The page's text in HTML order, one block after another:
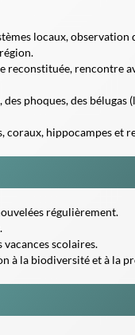
rencontre
phoques, des
hippocampes et
régulièrement.
scolaires.
à la biodiversité et à la
du site.